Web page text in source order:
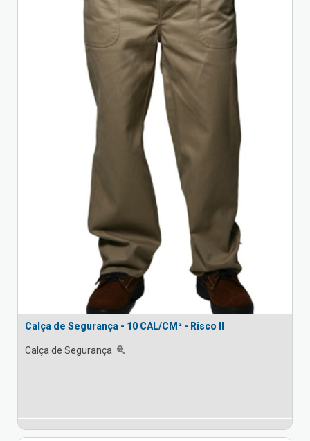
Calça de Segurança - 10 CAL/CM² - Risco II
Calça de Segurança